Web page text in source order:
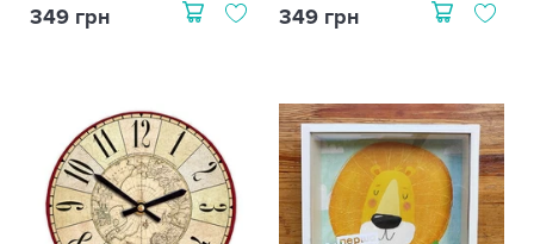
349 грн 349 грн